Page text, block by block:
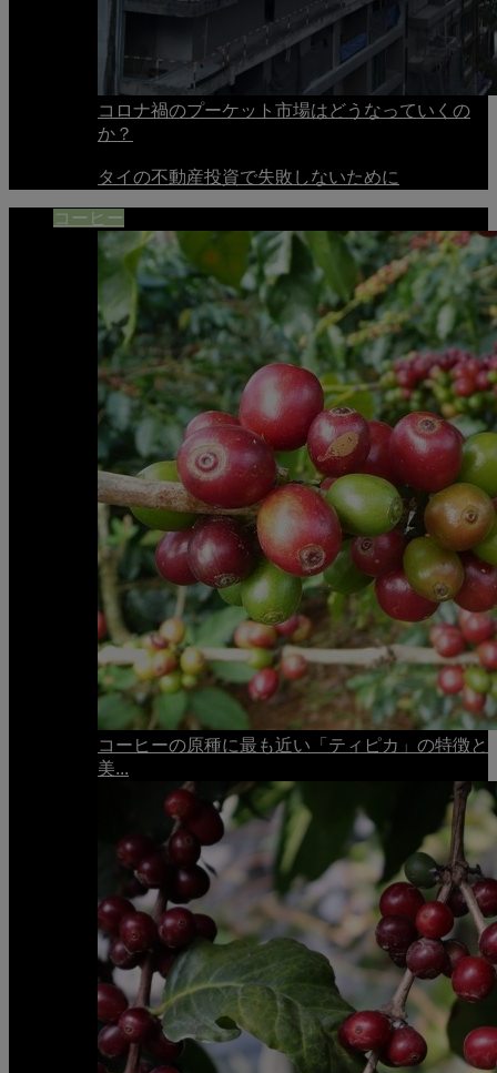
コロナ禍のプーケット市場はどうなっていくの
か？
タイの不動産投資で失敗しないために
コーヒー
コーヒーの原種に最も近い「ティピカ」の特徴と
美...